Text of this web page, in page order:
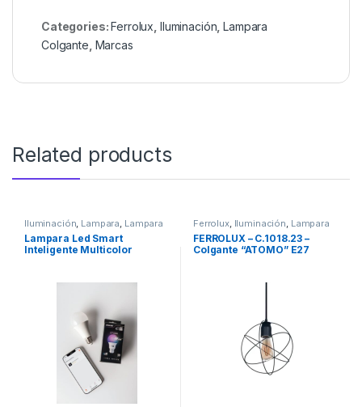
Categories:Ferrolux Iluminación ,Lampara
Colgante Marcas
Related products
Iluminación, Lampara, Lampara
Smart Light Lion , Marcas
Lampara Led Smart
Inteligente Multicolor
Ferrolux, Iluminación, Lampara
Colgante ,Marcas,
Uncategorized
FERROLUX – C.1018.23 –
Colgante “ATOMO” E27